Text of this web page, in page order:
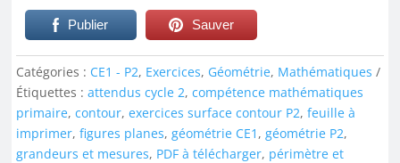
Publier Sauver
Catégories : CE1 - P2, Exercices, Géométrie, Mathématiques
Étiquettes : attendus cycle 2, compétence mathématiques
primaire, contour, exercices surface contour P2, feuille à
imprimer, figures planes, géométrie CE1 , géométrie P2,
grandeurs et mesures, PDF à télécharger, périmètre et